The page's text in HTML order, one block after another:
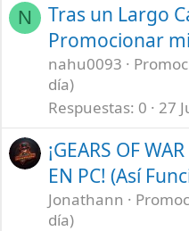
N
Tras un Largo
Promocionar
nahu0093
día)
Respuestas 0 27
¡GEARS OF
EN PC! (Así
Jonathann
día)